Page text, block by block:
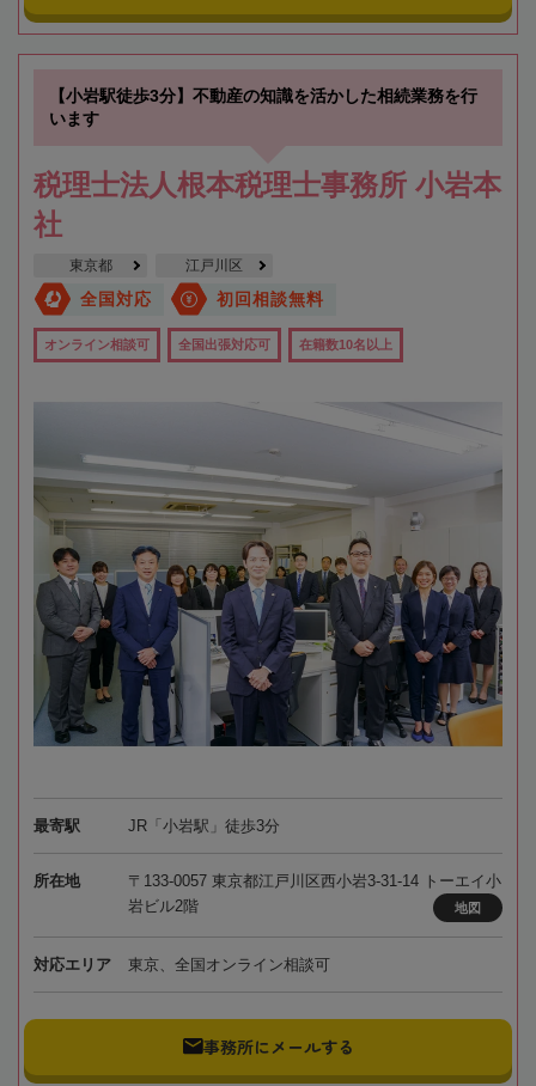
【小岩駅徒歩3分】不動産の知識を活かした相続業務を行
います
税理士法人根本税理士事務所 小岩本
社
東京都 江戸川区
全国対応 初回相談無料
オンライン相談可 全国出張対応可 在籍数10名以上
最寄駅 JR「小岩駅」徒歩3分
所在地
〒133-0057 東京都江戸川区西小岩3-31-14 トーエイ小
岩ビル2階
地図
対応エリア 東京、全国オンライン相談可
事務所にメールする